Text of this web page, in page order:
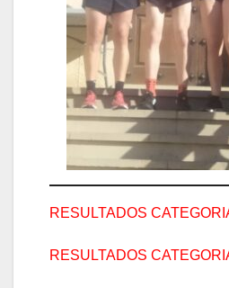
RESULTADOS
RESULTADOS